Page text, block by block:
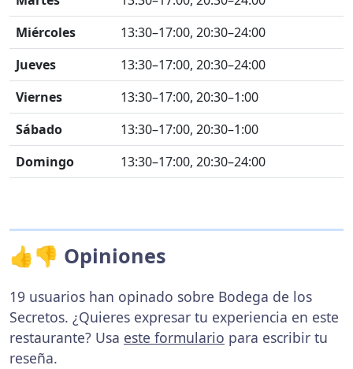
Miércoles
13:30–17:00, 20:30–24:00
Jueves
13:30–17:00, 20:30–24:00
Viernes
13:30–17:00, 20:30–1:00
Sábado
13:30–17:00, 20:30–1:00
Domingo
13:30–17:00, 20:30–24:00
👍👎 Opiniones
19 usuarios han opinado sobre Bodega de los
Secretos. ¿Quieres expresar tu experiencia en este
restaurante? Usa este formulario para escribir tu
reseña.